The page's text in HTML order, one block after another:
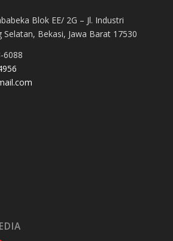
Blok EE/ 2G – Jl. Industri
Selatan, Bekasi, Jawa Barat 17530
6088